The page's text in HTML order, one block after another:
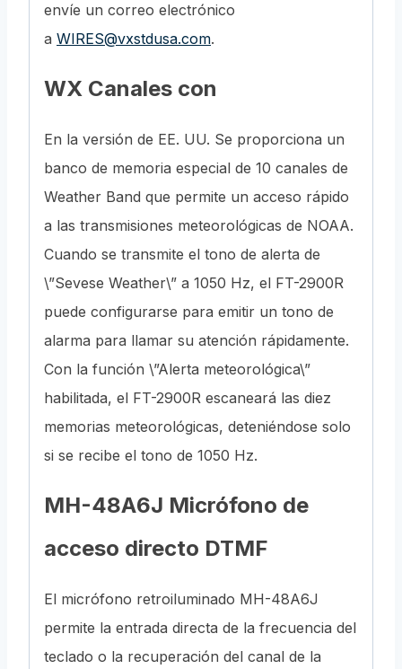
envíe un correo electrónico
a WIRES@vxstdusa.com.
WX Canales con
En la versión de EE. UU. Se proporciona un
banco de memoria especial de 10 canales de
Weather Band que permite un acceso rápido
a las transmisiones meteorológicas de NOAA.
Cuando se transmite el tono de alerta de
\”Sevese Weather\” a 1050 Hz, el FT-2900R
puede configurarse para emitir un tono de
alarma para llamar su atención rápidamente.
Con la función \”Alerta meteorológica\”
habilitada, el FT-2900R escaneará las diez
memorias meteorológicas, deteniéndose solo
si se recibe el tono de 1050 Hz.
MH-48A6J Micrófono de
acceso directo DTMF
El micrófono retroiluminado MH-48A6J
permite la entrada directa de la frecuencia del
teclado o la recuperación del canal de la